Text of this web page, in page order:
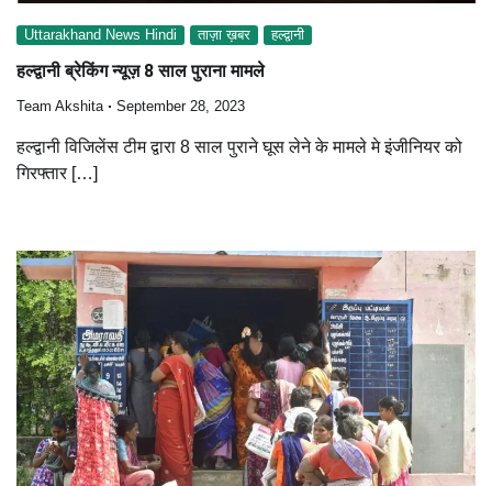
Uttarakhand News Hindi ताज़ा ख़बर हल्द्वानी
हल्द्वानी ब्रेकिंग न्यूज़ 8 साल पुराना मामले
Team Akshita September 28, 2023
हल्द्वानी विजिलेंस टीम द्वारा 8 साल पुराने घूस लेने के मामले मे इंजीनियर को
गिरफ्तार […]